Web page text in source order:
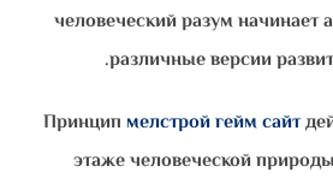
человеческий разум начинает
различные версии
Принцип мелстрой гейм сайт
этаже человеческой